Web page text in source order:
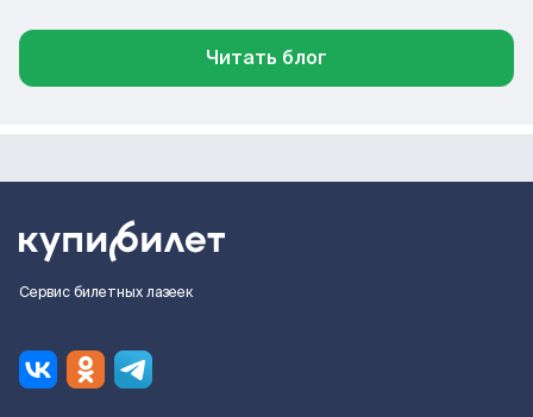
Читать блог
Сервис билетных лазеек